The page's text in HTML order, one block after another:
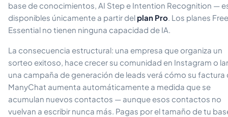
base de conocimientos, AI Step e Intention Recognition —
disponibles únicamente a partir del plan Pro. Los planes
Essential no tienen ninguna capacidad de IA.
La consecuencia estructural: una empresa que organiza un
sorteo exitoso, hace crecer su comunidad en Instagram o
una campaña de generación de leads verá cómo su factura
ManyChat aumenta automáticamente a medida que se
acumulan nuevos contactos — aunque esos contactos no
vuelvan a escribir nunca más. Pagas por el tamaño de tu